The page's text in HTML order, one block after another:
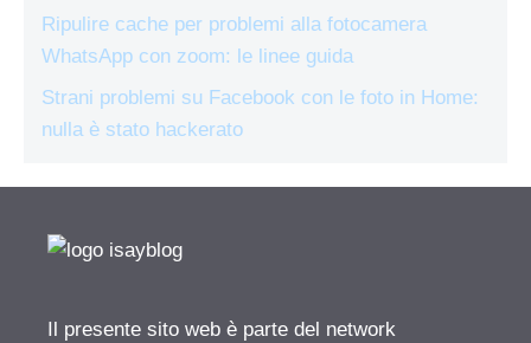
Ripulire cache per problemi alla fotocamera
WhatsApp con zoom: le linee guida
Strani problemi su Facebook con le foto in Home:
nulla è stato hackerato
Il presente sito web è parte del network